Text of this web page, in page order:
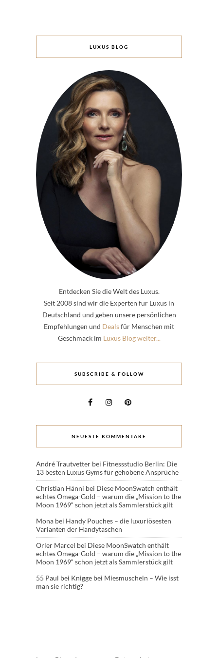
LUXUS BLOG
Entdecken Sie die Welt des Luxus.
Seit 2008 sind wir die Experten für Luxus in
Deutschland und geben unsere persönlichen
Empfehlungen und Dealsfür Menschen mit
Geschmack im Luxus Blog weiter...
SUBSCRIBE & FOLLOW
NEUESTE KOMMENTARE
André Trautvetter bei Fitnessstudio Berlin: Die
13 besten Luxus Gyms für gehobene Ansprüche
Christian Hänni bei Diese MoonSwatch enthält
echtes Omega-Gold – warum die „Mission to the
Moon 1969“ schon jetzt als Sammlerstück gilt
Mona bei Handy Pouches – die luxuriösesten
Varianten der Handytaschen
Orler Marcel bei Diese MoonSwatch enthält
echtes Omega-Gold – warum die „Mission to the
Moon 1969“ schon jetzt als Sammlerstück gilt
55 Paul bei Knigge bei Miesmuscheln – Wie isst
man sie richtig?